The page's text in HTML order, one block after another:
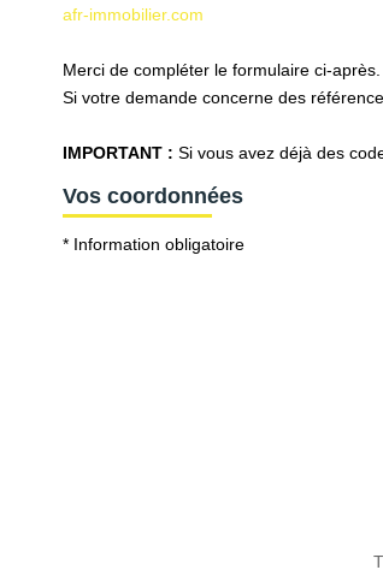
afr-immobilier.com
Merci de compléter le formulaire ci-
Si votre demande concerne des
IMPORTANT : Si vous avez déjà des
Vos coordonnées
* Information obligatoire